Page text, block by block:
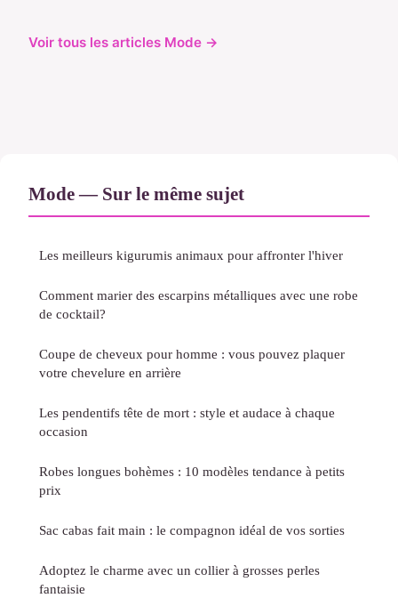
Voir tous les articles Mode →
Mode — Sur le même sujet
Les meilleurs kigurumis animaux pour affronter l'hiver
Comment marier des escarpins métalliques avec une robe
de cocktail?
Coupe de cheveux pour homme : vous pouvez plaquer
votre chevelure en arrière
Les pendentifs tête de mort : style et audace à chaque
occasion
Robes longues bohèmes : 10 modèles tendance à petits
prix
Sac cabas fait main : le compagnon idéal de vos sorties
Adoptez le charme avec un collier à grosses perles
fantaisie